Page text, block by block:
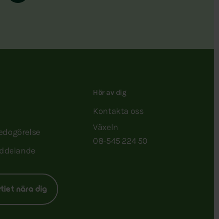
nära dig
Hör av dig
Kontakta oss
Växeln
08-545 224 50